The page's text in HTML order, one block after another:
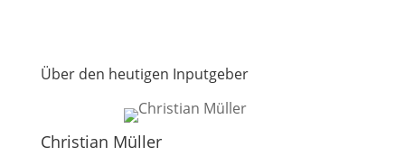
Über den heutigen Inputgeber
Christian Müller